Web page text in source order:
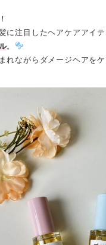
に注目したヘアケアアイテ
。
れながらダメージヘアを